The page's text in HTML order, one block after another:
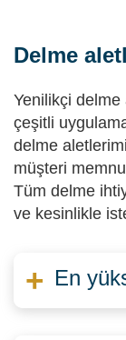
Delme
Yenilikçi delme
çeşitli
delme
müşteri
Tüm delme
ve kesinlikle
En